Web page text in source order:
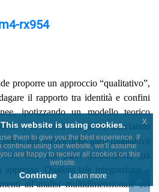
rx954
proporre un approccio “qualitativo”,
il rapporto tra identità e confini
ipotizzando un modello teorico
e ai sistemi complessi, tracciando
integrativa della parte qualitativa
con una parte quantitativa, già
Qualora tale integrazione –
all’analisi multidimensionale dei
This website is using cookies.
them to give you the best experience. If
continue using our website, we'll assume
are happy to receive all cookies on this
website.
Continue Learn more
x